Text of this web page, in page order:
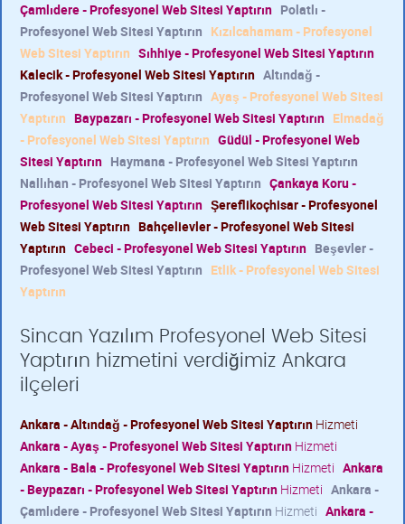
Çamlıdere - Profesyonel Web Sitesi Yaptırın Polatlı -
Profesyonel Web Sitesi Yaptırın Kızılcahamam - Profesyonel
Web Sitesi Yaptırın Sıhhiye - Profesyonel Web Sitesi Yaptırın
Kalecik - Profesyonel Web Sitesi Yaptırın Altındağ -
Profesyonel Web Sitesi Yaptırın Ayaş - Profesyonel Web Sitesi
Yaptırın Baypazarı - Profesyonel Web Sitesi Yaptırın Elmadağ
- Profesyonel Web Sitesi Yaptırın Güdül - Profesyonel Web
Sitesi Yaptırın Haymana - Profesyonel Web Sitesi Yaptırın
Nallıhan - Profesyonel Web Sitesi Yaptırın Çankaya Koru -
Profesyonel Web Sitesi Yaptırın Şereflikoçhisar - Profesyonel
Web Sitesi Yaptırın Bahçelievler - Profesyonel Web Sitesi
Yaptırın Cebeci - Profesyonel Web Sitesi Yaptırın Beşevler -
Profesyonel Web Sitesi Yaptırın Etlik - Profesyonel Web Sitesi
Yaptırın
Sincan Yazılım Profesyonel Web Sitesi
Yaptırın hizmetini verdiğimiz Ankara
ilçeleri
Ankara - Altındağ - Profesyonel Web Sitesi Yaptırın Hizmeti
Ankara - Ayaş - Profesyonel Web Sitesi Yaptırın Hizmeti
Ankara - Bala - Profesyonel Web Sitesi Yaptırın Hizmeti Ankara
- Beypazarı - Profesyonel Web Sitesi Yaptırın Hizmeti Ankara -
Çamlıdere - Profesyonel Web Sitesi Yaptırın Hizmeti Ankara -